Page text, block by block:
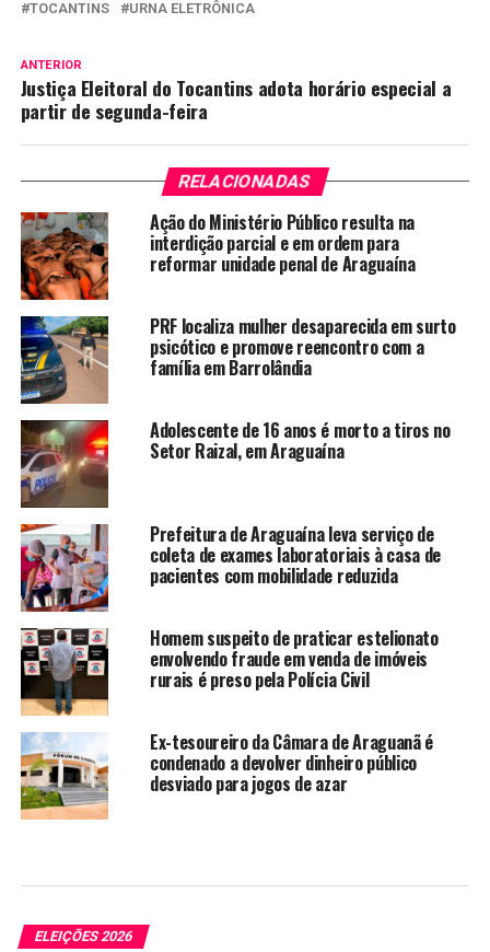
TOCANTINS URNA ELETRÔNICA
ANTERIOR
Justiça Eleitoral do Tocantins adota horário especial a
partir de segunda-feira
RELACIONADAS
Ação do Ministério Público resulta na
interdição parcial e em ordem para
reformar unidade penal de Araguaína
PRF localiza mulher desaparecida em surto
psicótico e promove reencontro com a
família em Barrolândia
Adolescente de 16 anos é morto a tiros no
Setor Raizal, em Araguaína
Prefeitura de Araguaína leva serviço de
coleta de exames laboratoriais à casa de
pacientes com mobilidade reduzida
Homem suspeito de praticar estelionato
envolvendo fraude em venda de imóveis
rurais é preso pela Polícia Civil
Ex-tesoureiro da Câmara de Araguanã é
condenado a devolver dinheiro público
desviado para jogos de azar
ELEIÇÕES 2026